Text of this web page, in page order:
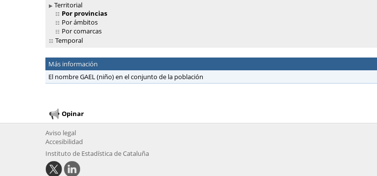
Territorial
Por provincias
Por ámbitos
Por comarcas
Temporal
Más información
El nombre GAEL (niño) en el conjunto de la población
Opinar
Aviso legal
Accesibilidad
Instituto de Estadística de Cataluña